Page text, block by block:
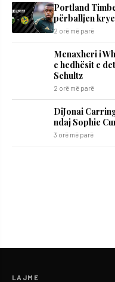
Portland
përballjen
2 orë më parë
Menaxheri i
e hedhësit e
Schultz
2 orë më parë
DiJonai
ndaj Sophie
3 orë më parë
LAJME